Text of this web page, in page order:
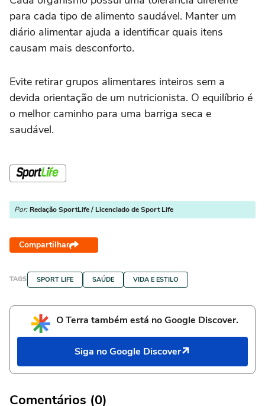
para cada tipo de alimento saudável. Manter um
diário alimentar ajuda a identificar quais itens
causam mais desconforto.
Evite retirar grupos alimentares inteiros sem a
devida orientação de um nutricionista. O equilíbrio é
o melhor caminho para uma barriga seca e
saudável.
Por: Redação SportLife / Licenciado de Sport Life
Compartilhar
TAGS SPORT LIFE SAÚDE VIDA E ESTILO
O Terra também está no Google Discover.
Siga no Google Discover
Comentários (0)